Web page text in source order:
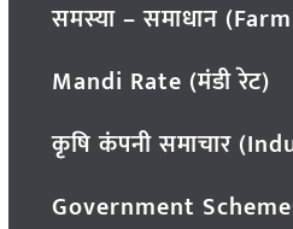
समस्या – समाधान
Mandi Rate (मंडी रेट)
कृषि कंपनी समाचार
Government